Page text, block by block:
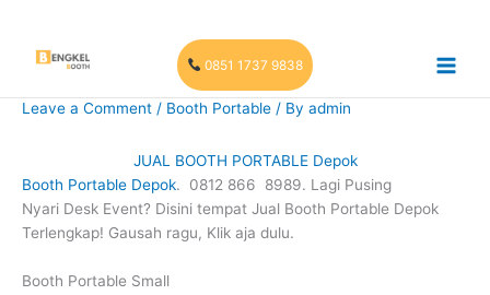
content
0851 1737 9838
Leave a Comment / Booth Portable / By admin
JUAL BOOTH PORTABLE Depok
Booth Portable Depok. 0812 866 8989. Lagi Pusing
Nyari Desk Event? Disini tempat Jual Booth Portable Depok
Terlengkap! Gausah ragu, Klik aja dulu.
Booth Portable Small